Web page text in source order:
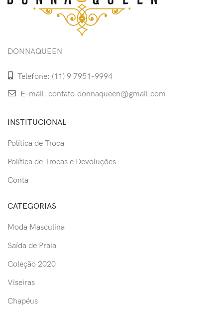
DONNAQUEEN
Telefone: (11) 9 7951-9994
E-mail: contato.donnaqueen@gmail.com
INSTITUCIONAL
Política de Troca
Política de Trocas e Devoluções
Conta
CATEGORIAS
Moda Masculina
Saída de Praia
Coleção 2020
Viseiras
Chapéus